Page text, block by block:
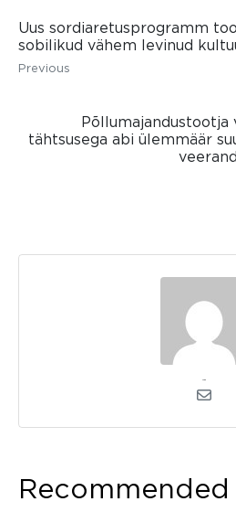
Uus sordiaretusprogramm
sobilikud vähem levinud
Previous
Põllumajandustootja
tähtsusega abi ülemmäär
Recommended